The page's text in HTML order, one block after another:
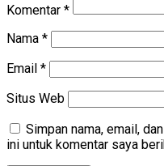
Komentar *
Nama *
Email *
Situs Web
Simpan nama, email,
ini untuk komentar saya